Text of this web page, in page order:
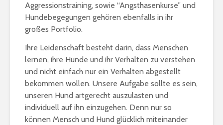
Aggressionstraining, sowie “Angsthasenkurse” und
Hundebegegungen gehören ebenfalls in ihr
großes Portfolio.
Ihre Leidenschaft besteht darin, dass Menschen
lernen, ihre Hunde und ihr Verhalten zu verstehen
und nicht einfach nur ein Verhalten abgestellt
bekommen wollen. Unsere Aufgabe sollte es sein,
unseren Hund artgerecht auszulasten und
individuell auf ihn einzugehen. Denn nur so
können Mensch und Hund glücklich miteinander